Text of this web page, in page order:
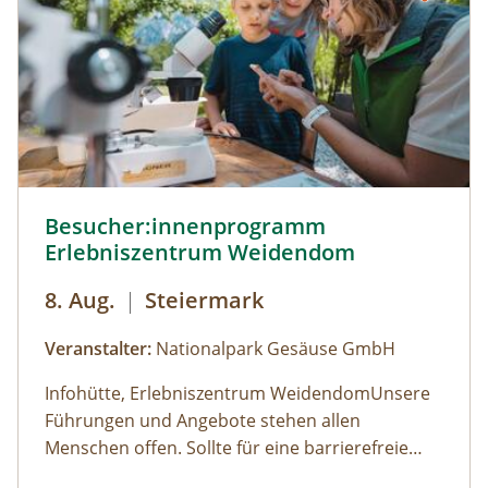
Besucher:innenprogramm
Erlebniszentrum Weidendom
8. Aug. | Steiermark
Veranstalter: Nationalpark Gesäuse GmbH
Infohütte, Erlebniszentrum WeidendomUnsere
Führungen und Angebote stehen allen
Menschen offen. Sollte für eine barrierefreie